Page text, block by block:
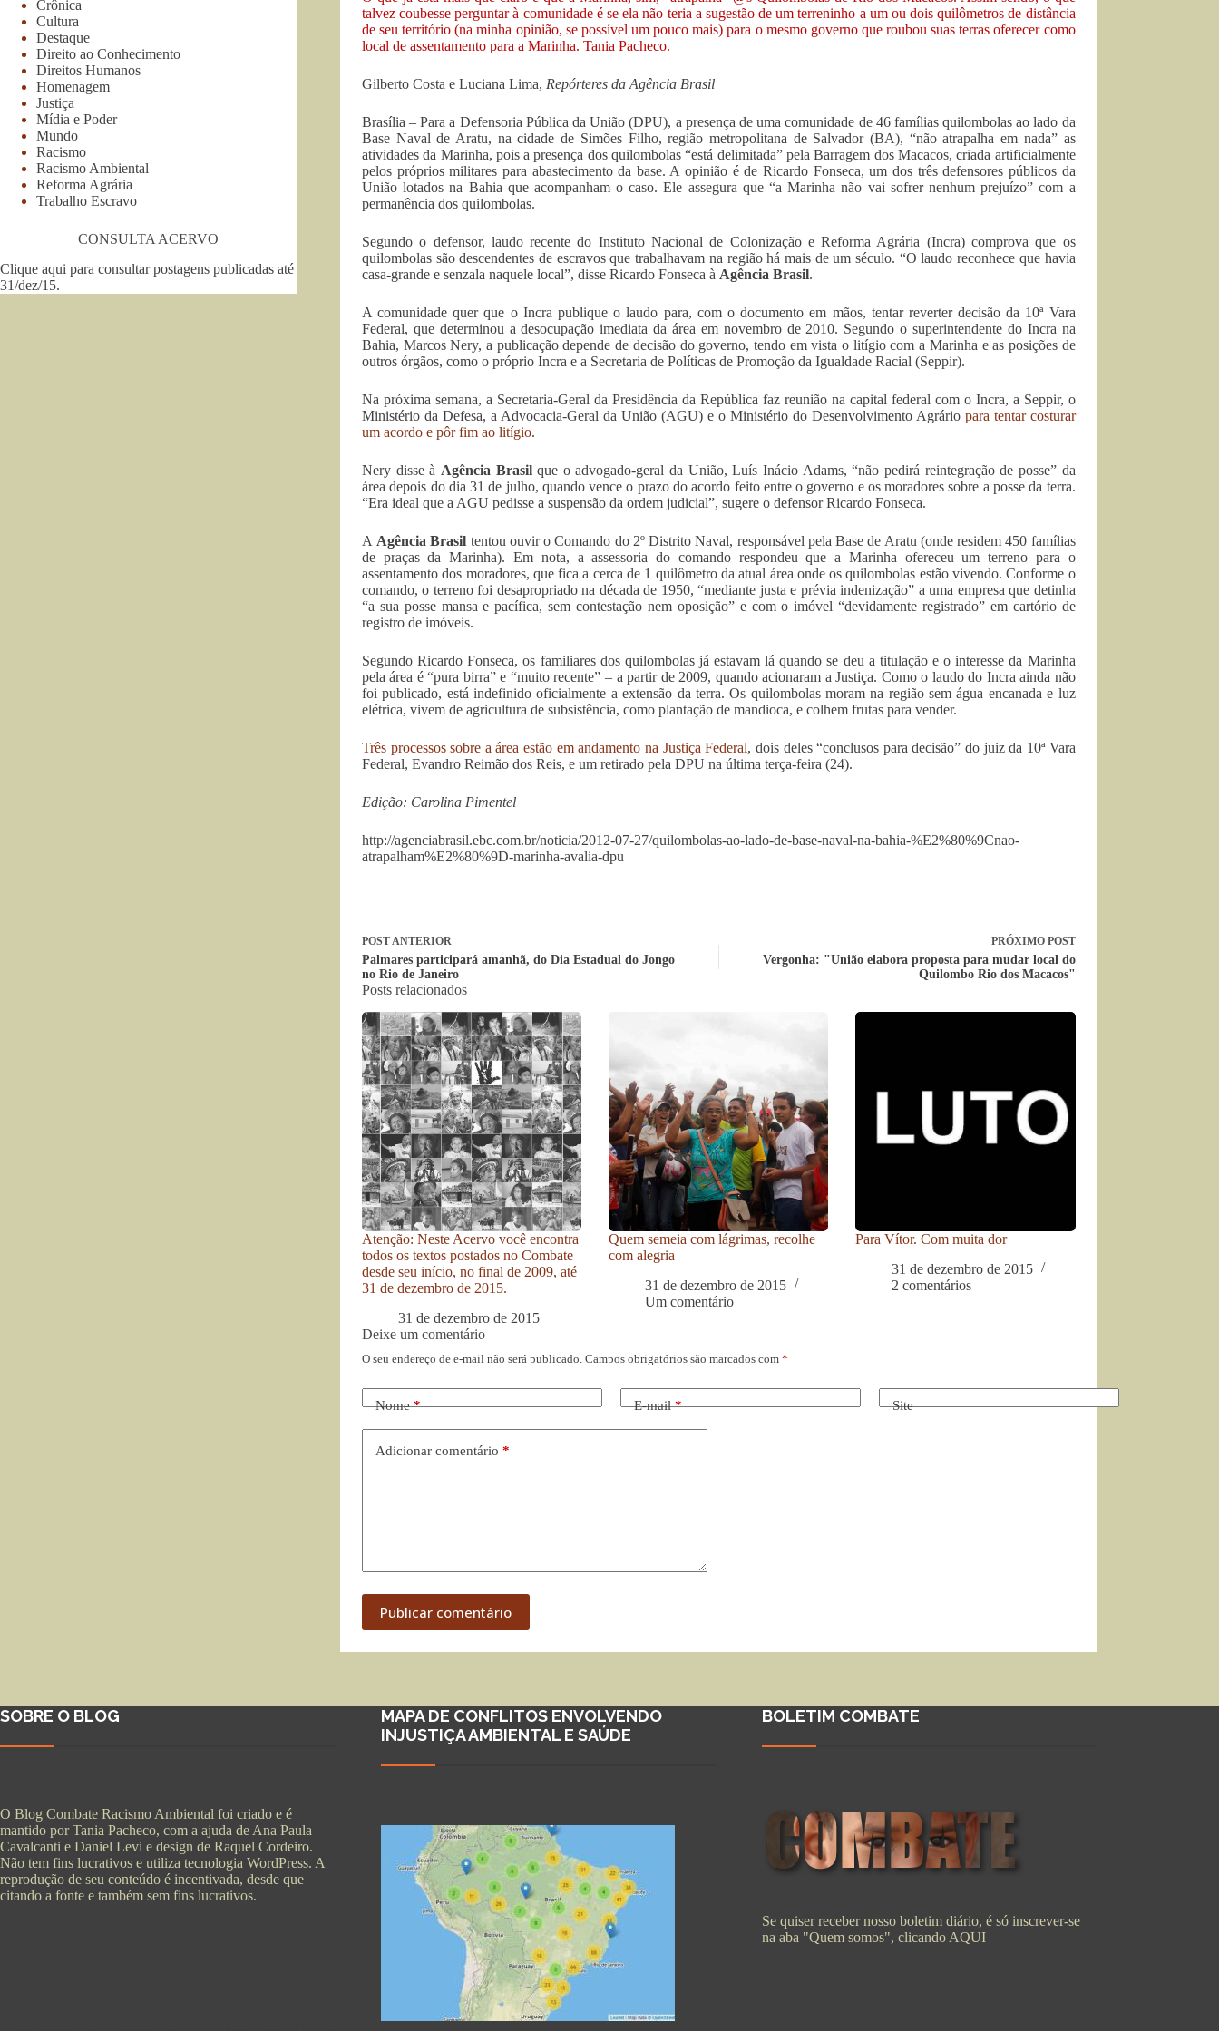
talvez coubesse perguntar à comunidade é se ela não teria a sugestão de um terreninho a um ou dois quilômetros de distância
de seu território (na minha opinião, se possível um pouco mais) para o mesmo governo que roubou suas terras oferecer como
local de assentamento para a Marinha. Tania Pacheco.
Gilberto Costa e Luciana Lima, Repórteres da Agência Brasil
Brasília – Para a Defensoria Pública da União (DPU), a presença de uma comunidade de 46 famílias quilombolas ao lado da
Base Naval de Aratu, na cidade de Simões Filho, região metropolitana de Salvador (BA), “não atrapalha em nada” as
atividades da Marinha, pois a presença dos quilombolas “está delimitada” pela Barragem dos Macacos, criada artificialmente
pelos próprios militares para abastecimento da base. A opinião é de Ricardo Fonseca, um dos três defensores públicos da
União lotados na Bahia que acompanham o caso. Ele assegura que “a Marinha não vai sofrer nenhum prejuízo” com a
permanência dos quilombolas.
Segundo o defensor, laudo recente do Instituto Nacional de Colonização e Reforma Agrária (Incra) comprova que os
quilombolas são descendentes de escravos que trabalhavam na região há mais de um século. “O laudo reconhece que havia
casa-grande e senzala naquele local”, disse Ricardo Fonseca à Agência Brasil.
A comunidade quer que o Incra publique o laudo para, com o documento em mãos, tentar reverter decisão da 10ª Vara
Federal, que determinou a desocupação imediata da área em novembro de 2010. Segundo o superintendente do Incra na
Bahia, Marcos Nery, a publicação depende de decisão do governo, tendo em vista o litígio com a Marinha e as posições de
outros órgãos, como o próprio Incra e a Secretaria de Políticas de Promoção da Igualdade Racial (Seppir).
Na próxima semana, a Secretaria-Geral da Presidência da República faz reunião na capital federal com o Incra, a Seppir, o
Ministério da Defesa, a Advocacia-Geral da União (AGU) e o Ministério do Desenvolvimento Agrário para tentar costurar
um acordo e pôr fim ao litígio.
Nery disse à Agência Brasilque o advogado-geral da União, Luís Inácio Adams, “não pedirá reintegração de posse” da
área depois do dia 31 de julho, quando vence o prazo do acordo feito entre o governo e os moradores sobre a posse da terra.
“Era ideal que a AGU pedisse a suspensão da ordem judicial”, sugere o defensor Ricardo Fonseca.
A Agência Brasil tentou ouvir o Comando do 2º Distrito Naval, responsável pela Base de Aratu (onde residem 450 famílias
de praças da Marinha). Em nota, a assessoria do comando respondeu que a Marinha ofereceu um terreno para o
assentamento dos moradores, que fica a cerca de 1 quilômetro da atual área onde os quilombolas estão vivendo. Conforme o
comando, o terreno foi desapropriado na década de 1950, “mediante justa e prévia indenização” a uma empresa que detinha
“a sua posse mansa e pacífica, sem contestação nem oposição” e com o imóvel “devidamente registrado” em cartório de
registro de imóveis.
Segundo Ricardo Fonseca, os familiares dos quilombolas já estavam lá quando se deu a titulação e o interesse da Marinha
pela área é “pura birra” e “muito recente” – a partir de 2009, quando acionaram a Justiça. Como o laudo do Incra ainda não
foi publicado, está indefinido oficialmente a extensão da terra. Os quilombolas moram na região sem água encanada e luz
elétrica, vivem de agricultura de subsistência, como plantação de mandioca, e colhem frutas para vender.
Três processos sobre a área estão em andamento na Justiça Federal, dois deles “conclusos para decisão” do juiz da 10ª Vara
Federal, Evandro Reimão dos Reis, e um retirado pela DPU na última terça-feira (24).
Edição: Carolina Pimentel
http://agenciabrasil.ebc.com.br/noticia/2012-07-27/quilombolas-ao-lado-de-base-naval-na-bahia-%E2%80%9Cnao-
atrapalham%E2%80%9D-marinha-avalia-dpu
POSTANTERIOR
Palmares participará amanhã, do Dia Estadual do Jongo
no Rio de Janeiro
PRÓXIMO POST
Vergonha: "União elabora proposta para mudar local do
Quilombo Rio dos Macacos"
Posts relacionados
Atenção: Neste Acervo você encontra
todos os textos postados no Combate
desde seu início, no final de 2009, até
31 de dezembro de 2015.
31 de dezembro de 2015
Quem semeia com lágrimas, recolhe
com alegria
31 de dezembro de 2015
Um comentário
Para Vítor. Com muita dor
31 de dezembro de 2015
2 comentários
Deixe um comentário
O seu endereço de e-mail não será publicado. Campos obrigatórios são marcados com *
Nome* E-mail* Site
Adicionar comentário *
Publicar comentário
Crônica
Cultura
Destaque
Direito ao Conhecimento
Direitos Humanos
Homenagem
Justiça
Mídia e Poder
Mundo
Racismo
Racismo Ambiental
Reforma Agrária
Trabalho Escravo
CONSULTA ACERVO
Clique aqui para consultar postagens publicadas até
31/dez/15.
SOBRE O BLOG
O Blog Combate Racismo Ambiental foi criado e é
mantido por Tania Pacheco, com a ajuda de Ana Paula
Cavalcanti e Daniel Levi e design de Raquel Cordeiro.
Não tem fins lucrativos e utiliza tecnologia WordPress. A
reprodução de seu conteúdo é incentivada, desde que
citando a fonte e também sem fins lucrativos.
MAPA DE CONFLITOS ENVOLVENDO
INJUSTIÇA AMBIENTAL E SAÚDE
BOLETIM COMBATE
Se quiser receber nosso boletim diário, é só inscrever-se
na aba "Quem somos", clicando AQUI